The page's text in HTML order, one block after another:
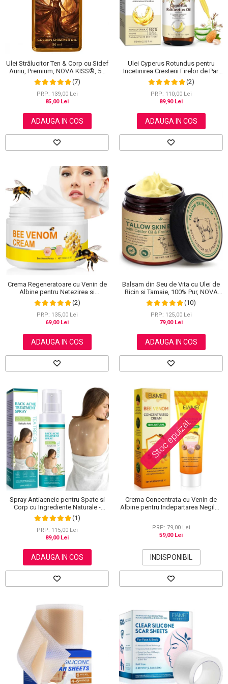
Scrub / Balsam de buze
Netestate pe Animale
Ulei Strălucitor Ten & Corp cu Sidef
Auriu, Premium, NOVA KISS®, 50
ml
(7)
PRP: 139,00 Lei
85,00 Lei
ADAUGA IN COS
Ulei Cyperus Rotundus pentru
Incetinirea Cresterii Firelor de Par,
Formula 100% Naturala, NOVA
KISS®, 60 ml
(2)
PRP: 110,00 Lei
89,90 Lei
ADAUGA IN COS
Crema Regeneratoare cu Venin de
Albine pentru Netezirea si
Reinoirea Pielii, 100 g
(2)
PRP: 135,00 Lei
69,00 Lei
ADAUGA IN COS
Balsam din Seu de Vita cu Ulei de
Ricin si Tamaie, 100% Pur, NOVA
KISS®, 120 g(10)
PRP: 125,00 Lei
79,00 Lei
ADAUGA IN COS
Spray Antiacneic pentru Spate si
Corp cu Ingrediente Naturale -
Reduce Cosurile si Excesul de
Sebum, 120 ml
(1)
PRP: 115,00 Lei
89,00 Lei
ADAUGA IN COS
Stoc epuizat
Crema Concentrata cu Venin de
Albine pentru Indepartarea Negilor,
PRP: 79,00 Lei
59,00 Lei
INDISPONIBIL